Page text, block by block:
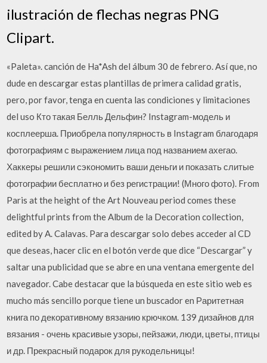
ilustración de flechas negras PNG
Clipart.
«Paleta». canción de Ha*Ash del álbum 30 de febrero. Así que, no
dude en descargar estas plantillas de primera calidad gratis,
pero, por favor, tenga en cuenta las condiciones y limitaciones
del uso Кто такая Белль Дельфин? Instagram-модель и
косплеерша. Приобрела популярность в Instagram благодаря
фотографиям с выражением лица под названием ахегао.
Хаккеры решили сэкономить ваши деньги и показать слитые
фотографии бесплатно и без регистрации! (Много фото). From
Paris at the height of the Art Nouveau period comes these
delightful prints from the Album de la Decoration collection,
edited by A. Calavas. Para descargar solo debes acceder al CD
que deseas, hacer clic en el botón verde que dice “Descargar” y
saltar una publicidad que se abre en una ventana emergente del
navegador. Cabe destacar que la búsqueda en este sitio web es
mucho más sencillo porque tiene un buscador en Раритетная
книга по декоративному вязанию крючком. 139 дизайнов для
вязания - очень красивые узоры, пейзажи, люди, цветы, птицы
и др. Прекрасный подарок для рукодельницы!